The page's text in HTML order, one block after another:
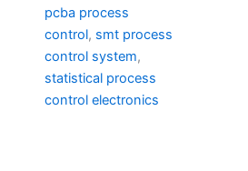
pcba process
control, smt process
control system,
statistical process
control electronics